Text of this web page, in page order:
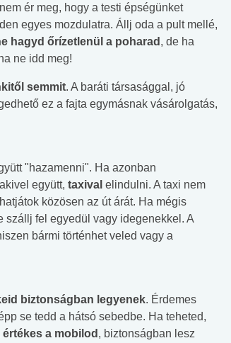
ér meg, hogy a testi épségünket
egyes mozdulatra. Állj oda a pult mellé,
hagyd őrízetlenül a poharad , de ha
ne idd meg!
semmit. A baráti társasággal, jó
ez a fajta egymásnak vásárolgatás,
"hazamenni". Ha azonban
együtt, taxival elindulni. A taxi nem
közösen az út árát. Ha mégis
szállj fel egyedül vagy idegenekkel. A
bármi történhet veled vagy a
biztonságban legyenek. Érdemes
se tedd a hátsó sebedbe. Ha teheted,
értékes a mobilod , biztonságban lesz